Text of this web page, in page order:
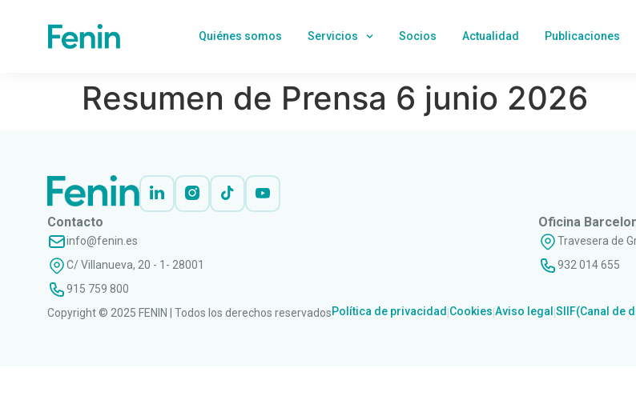
Quiénes somos Servicios Socios Actualidad Publicaciones
Resumen de Prensa 6 junio 2026
Contacto
info@fenin.es
C/ Villanueva, 20 - 1- 28001
915 759 800
Oficina
Travesera de
932 014 655
Copyright © 2025 FENIN | Todos los derechos reservadosPolítica de privacidad Cookies |Aviso legal |SIIF(Canal de